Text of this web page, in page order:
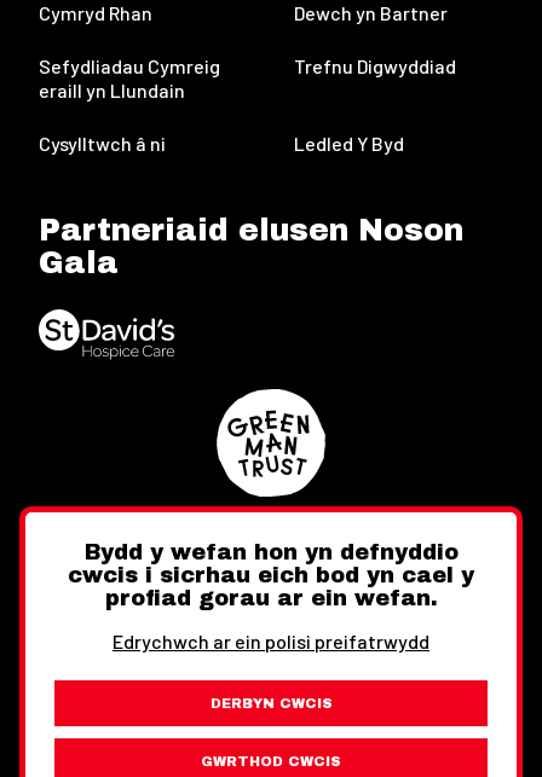
Cymryd Rhan Dewch yn Bartner
Sefydliadau Cymreig
eraill yn Llundain
Trefnu Digwyddiad
Cysylltwch â ni Ledled Y Byd
Partneriaid elusen Noson
Gala
Twitter FacebookInstagram
Ewch i'r Wefan Toward
Gwybodaeth Cyfreithiol
Bydd y wefan hon yn defnyddio
cwcis i sicrhau eich bod yn cael y
profiad gorau ar ein wefan.
Edrychwch ar ein polisi preifatrwydd
DERBYN CWCIS
GWRTHOD CWCIS